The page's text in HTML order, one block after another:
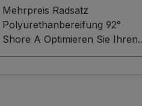
Mehrpreis Radsatz
Polyurethanbereifung 92°
Shore A Optimieren Sie Ihren
Selbstkipper mit diesem